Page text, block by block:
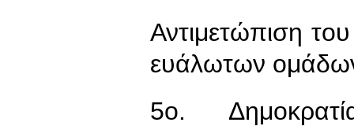
Αντιμετώπιση
ευάλωτων
5ο.